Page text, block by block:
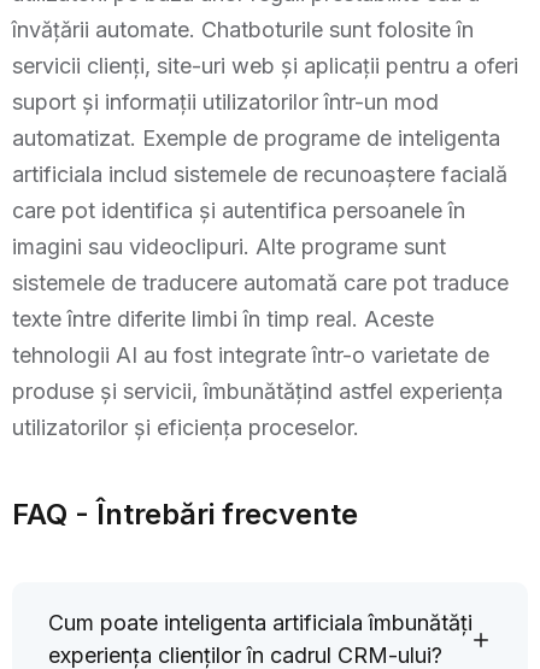
învățării automate. Chatboturile sunt folosite în
servicii clienți, site-uri web și aplicații pentru a oferi
suport și informații utilizatorilor într-un mod
automatizat. Exemple de programe de inteligenta
artificiala includ sistemele de recunoaștere facială
care pot identifica și autentifica persoanele în
imagini sau videoclipuri. Alte programe sunt
sistemele de traducere automată care pot traduce
texte între diferite limbi în timp real. Aceste
tehnologii AI au fost integrate într-o varietate de
produse și servicii, îmbunătățind astfel experiența
utilizatorilor și eficiența proceselor.
FAQ - Întrebări frecvente
Cum poate inteligenta artificiala îmbunătăți
experiența clienților în cadrul CRM-ului?